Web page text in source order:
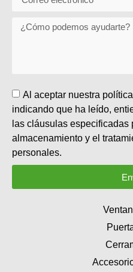
Al aceptar nuestra
indicando que ha leído,
las cláusulas especificadas
almacenamiento y el
personales.